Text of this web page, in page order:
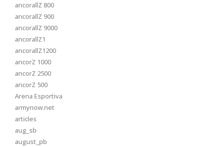
ancorallZ 800
ancorallZ 900
ancorallZ 9000
ancorallZ1
ancorallZ1200
ancorZ 1000
ancorZ 2500
ancorZ 500
Arena Esportiva
armynow.net
articles
aug_sb
august_pb